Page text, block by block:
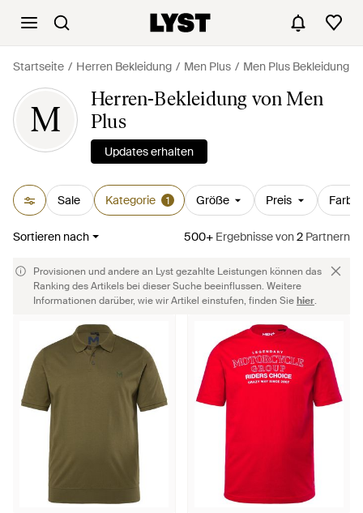
Startseite Herren Bekleidung Men Plus Men Plus Bekleidung
M
Herren-Bekleidung von Men
Plus
Updates erhalten
Sale Kategorie 1 Größe Preis Farbe
Sortieren nach 500+ Ergebnissevon2 Partnern
Provisionen und andere an Lyst gezahlte Leistungen können das
Ranking des Artikels bei dieser Suche beeinflussen. Weitere
Informationen darüber, wie wir Artikel einstufen, finden Siehier.